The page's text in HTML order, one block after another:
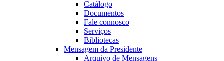
Catálogo
Documentos
Fale connosco
Serviços
Bibliotecas
Mensagem da Presidente
Arquivo de Mensagens